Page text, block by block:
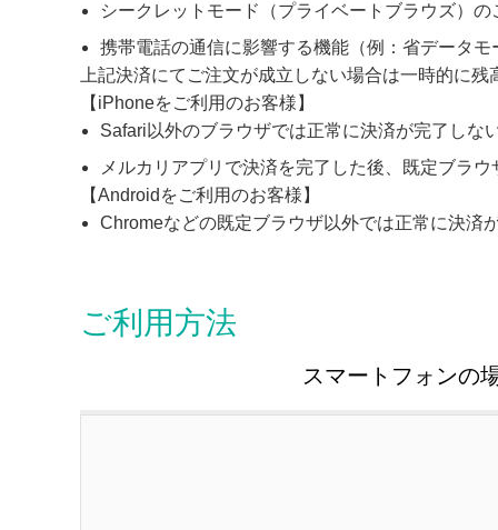
シークレットモード（プライベートブラウズ）
携帯電話の通信に影響する機能（例：省データ
上記決済にてご注文が成立しない場合は一時的に
【iPhoneをご利用のお客様】
Safari以外のブラウザでは正常に決済が完了しな
メルカリアプリで決済を完了した後、既定ブラ
【Androidをご利用のお客様】
Chromeなどの既定ブラウザ以外では正常に決済
ご利用方法
スマートフォンの